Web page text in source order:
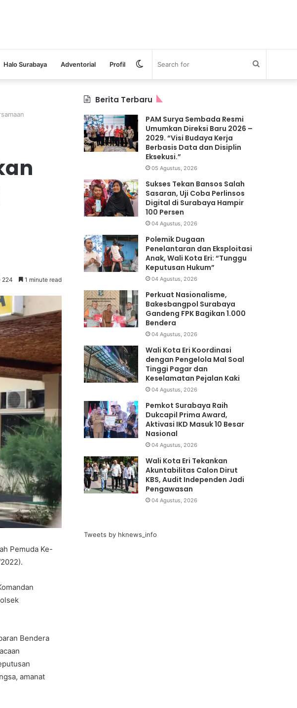
Halo Surabaya Adventorial Profil Search
Switch
skin
224 1 minute read
Pemuda Ke-
Bendera
amanat
Berita Terbaru
PAM Surya Sembada Resmi
Umumkan Direksi Baru 2026 –
2029. “Visi Budaya Kerja
Berbasis Data dan Disiplin
Eksekusi.”
05 Agustus, 2026
Sukses Tekan Bansos Salah
Sasaran, Uji Coba Perlinsos
Digital di Surabaya Hampir
100 Persen
04 Agustus, 2026
Polemik Dugaan
Penelantaran dan Eksploitasi
Anak, Wali Kota Eri: “Tunggu
Keputusan Hukum”
04 Agustus, 2026
Perkuat Nasionalisme,
Bakesbangpol Surabaya
Gandeng FPK Bagikan 1.000
Bendera
04 Agustus, 2026
Wali Kota Eri Koordinasi
dengan Pengelola Mal Soal
Tinggi Pagar dan
Keselamatan Pejalan Kaki
04 Agustus, 2026
Pemkot Surabaya Raih
Dukcapil Prima Award,
Aktivasi IKD Masuk 10 Besar
Nasional
04 Agustus, 2026
Wali Kota Eri Tekankan
Akuntabilitas Calon Dirut
KBS, Audit Independen Jadi
Pengawasan
04 Agustus, 2026
Tweets by hknews_info